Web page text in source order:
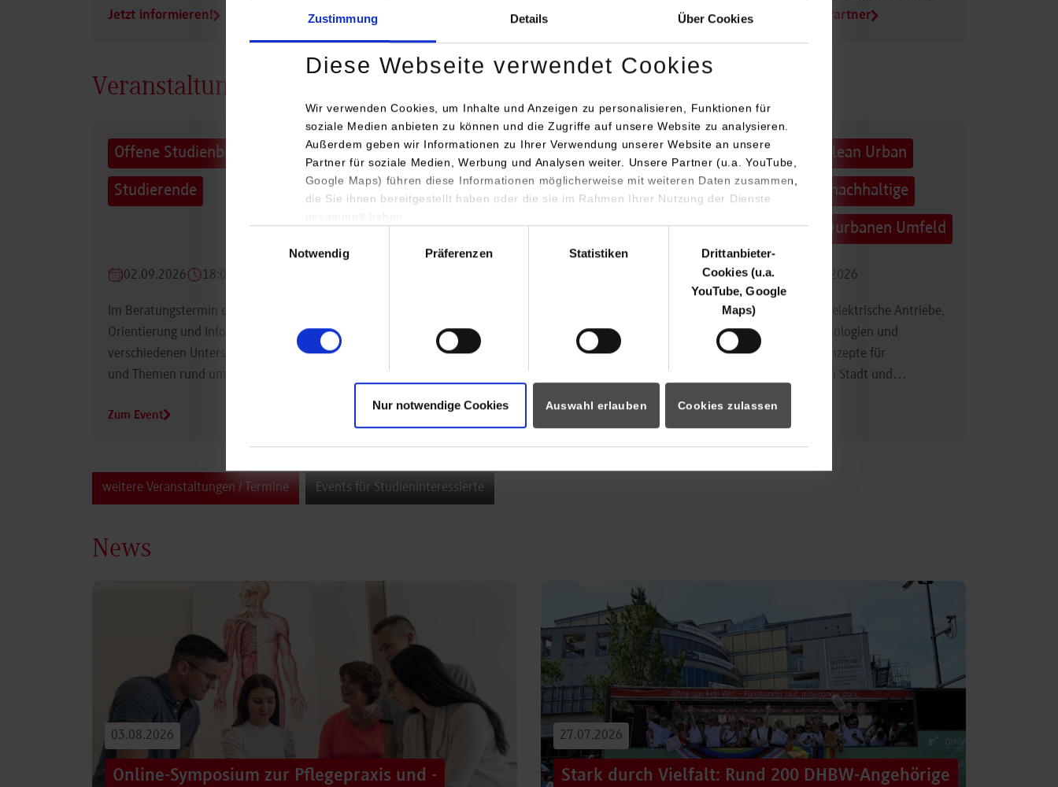
Zustimmung Details Über Cookies
Diese Webseite verwendet Cookies
Wir verwenden Cookies, um Inhalte und Anzeigen zu personalisieren, Funktionen für
soziale Medien anbieten zu können und die Zugriffe auf unsere Website zu analysieren.
Außerdem geben wir Informationen zu Ihrer Verwendung unserer Website an unsere
Partner für soziale Medien, Werbung und Analysen weiter. Unsere Partner (u.a. YouTube,
Google Maps) führen diese Informationen möglicherweise mit weiteren Daten zusammen,
die Sie ihnen bereitgestellt haben oder die sie im Rahmen Ihrer Nutzung der Dienste
Notwendig
Präferenzen Statistiken
Drittanbieter-
Cookies (u.a.
YouTube, Google
Maps)
Nur notwendige Cookies Auswahl erlauben Cookies zulassen
Jetzt informieren! Profil der DHBW Stuttgart Alle Infos für Duale Partner
Veranstaltungen
Offene Studienberatung für
Studierende
02.09.2026 18:00 Uhr
Im Beratungstermin erhalten Studierende
Orientierung und Informationen zu
verschiedenen Unterstützungsmöglichkeiten
und Themen rund um das Studium.
Zum Event
INDIS-Infoveranstaltung für
Studierende
Studierende
Zum Event
Technologietag: Clean Urban
Transportation – nachhaltige
Mobilität im (sub)urbanen Umfeld
16.09.2026 - 17.09.2026
Im Mittelpunkt stehen elektrische Antriebe,
moderne Batterietechnologien und
innovative Fahrzeugkonzepte für
nachhaltige Mobilität in Stadt und…
weitere Veranstaltungen / Termine Events für Studieninteressierte
News
03.08.2026
Online-Symposium zur Pflegepraxis und -
27.07.2026
Stark durch Vielfalt: Rund 200 DHBW-Angehörige